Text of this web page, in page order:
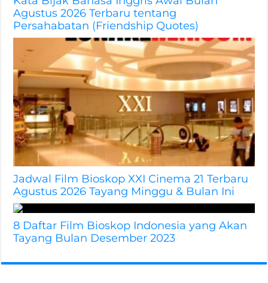
Agustus 2026 Terbaru tentang
Persahabatan (Friendship Quotes)
Jadwal Film Bioskop XXI Cinema 21 Terbaru
Agustus 2026 Tayang Minggu & Bulan Ini
8 Daftar Film Bioskop Indonesia yang Akan
Tayang Bulan Desember 2023